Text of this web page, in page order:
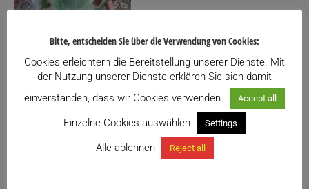
Bitte, entscheiden Sie über die Verwendung von Cookies:
Cookies erleichtern die Bereitstellung unserer Dienste. Mit
der Nutzung unserer Dienste erklären Sie sich damit
einverstanden, dass wir Cookies verwenden.
Accept all
Einzelne Cookies auswählen Settings
Alle ablehnen Reject all